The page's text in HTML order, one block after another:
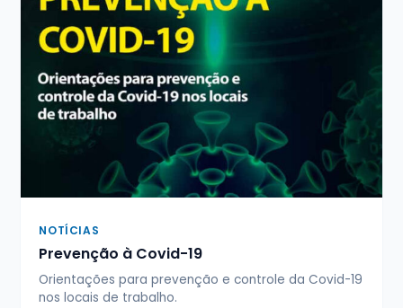
NOTÍCIAS
Prevenção à Covid-19
Orientações para prevenção e controle da Covid-19
nos locais de trabalho.